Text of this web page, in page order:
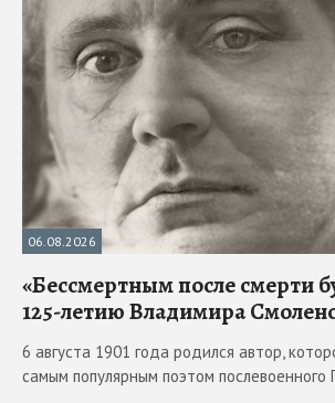
06.08.2026
«Бессмертным после смерти
125-летию Владимира
6 августа 1901 года родился автор,
самым популярным поэтом послевоенного